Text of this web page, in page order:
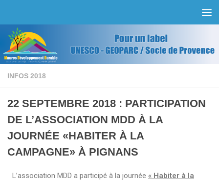
INFOS 2018
22 SEPTEMBRE 2018 : PARTICIPATION
DE L’ASSOCIATION MDD À LA
JOURNÉE «HABITER À LA
CAMPAGNE» À PIGNANS
L’association MDD a participé à la journée « Habiter à la